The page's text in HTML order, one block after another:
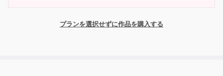
プランを選択せずに作品を購入する